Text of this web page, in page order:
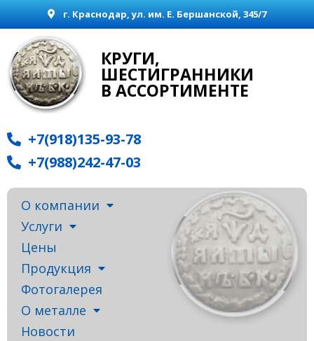
г. Краснодар, ул. им. Е. Бершанской, 345/7
КРУГИ,
ШЕСТИГРАННИКИ
В АССОРТИМЕНТЕ
+7(918)135-93-78
+7(988)242-47-03
О компании
Услуги
Цены
Продукция
Фотогалерея
О металле
Новости